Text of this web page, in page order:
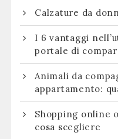
Calzature da
I 6 vantaggi
portale di
Animali da
appartamento:
Shopping online
cosa scegliere